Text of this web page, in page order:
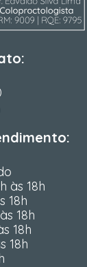
às 18h
18h
18h
18h
18h